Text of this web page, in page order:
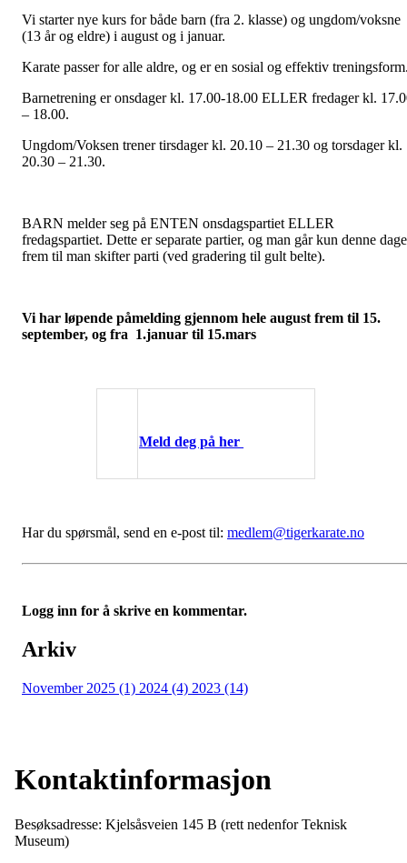
Vi starter nye kurs for både barn (fra 2. klasse) og ungdom/voksne
(13 år og eldre) i august og i januar.
Karate passer for alle aldre, og er en sosial og effektiv
Barnetrening er onsdager kl. 17.00-18.00 ELLER fredager kl.
– 18.00.
Ungdom/Voksen trener tirsdager kl. 20.10 – 21.30 og torsdager kl.
20.30 – 21.30.
BARN melder seg på ENTEN onsdagspartiet ELLER
fredagspartiet. Dette er separate partier, og man går kun denne
frem til man skifter parti (ved gradering til gult belte).
Vi har løpende påmelding gjennom hele august frem til 15.
september, og fra 1.januar til 15.mars
Meld deg på her
Har du spørsmål, send en e-post til: medlem@tigerkarate.no
Logg inn for å skrive en kommentar.
Arkiv
November 2025 (1) 2024 (4) 2023 (14)
Kontaktinformasjon
Besøksadresse: Kjelsåsveien 145 B (rett nedenfor Teknisk
Museum)